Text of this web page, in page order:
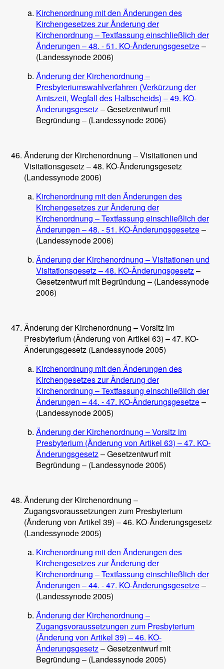
Kirchenordnung mit den Änderungen des
Kirchengesetzes zur Änderung der
Kirchenordnung – Textfassung einschließlich der
Änderungen – 48. - 51. KO-Änderungsgesetze–
(Landessynode 2006)
Änderung der Kirchenordnung –
Presbyteriumswahlverfahren (Verkürzung der
Amtszeit, Wegfall des Halbscheids) – 49. KO-
Änderungsgesetz– Gesetzentwurf mit
Begründung – (Landessynode 2006)
Änderung der Kirchenordnung – Visitationen und
Visitationsgesetz – 48. KO-Änderungsgesetz
(Landessynode 2006)
Kirchenordnung mit den Änderungen des
Kirchengesetzes zur Änderung der
Kirchenordnung – Textfassung einschließlich der
Änderungen – 48. - 51. KO-Änderungsgesetze–
(Landessynode 2006)
Änderung der Kirchenordnung – Visitationen und
Visitationsgesetz – 48. KO-Änderungsgesetz–
Gesetzentwurf mit Begründung – (Landessynode
2006)
Änderung der Kirchenordnung – Vorsitz im
Presbyterium (Änderung von Artikel 63) – 47. KO-
Änderungsgesetz (Landessynode 2005)
Kirchenordnung mit den Änderungen des
Kirchengesetzes zur Änderung der
Kirchenordnung – Textfassung einschließlich der
Änderungen – 44. - 47. KO-Änderungsgesetze–
(Landessynode 2005)
Änderung der Kirchenordnung – Vorsitz im
Presbyterium (Änderung von Artikel 63) – 47. KO-
Änderungsgesetz– Gesetzentwurf mit
Begründung – (Landessynode 2005)
Änderung der Kirchenordnung –
Zugangsvoraussetzungen zum Presbyterium
(Änderung von Artikel 39) – 46. KO-Änderungsgesetz
(Landessynode 2005)
Kirchenordnung mit den Änderungen des
Kirchengesetzes zur Änderung der
Kirchenordnung – Textfassung einschließlich der
Änderungen – 44. - 47. KO-Änderungsgesetze–
(Landessynode 2005)
Änderung der Kirchenordnung –
Zugangsvoraussetzungen zum Presbyterium
(Änderung von Artikel 39) – 46. KO-
Änderungsgesetz– Gesetzentwurf mit
Begründung – (Landessynode 2005)